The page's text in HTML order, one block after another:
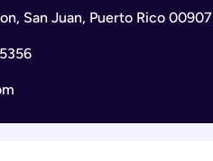
San Juan, Puerto Rico 00907